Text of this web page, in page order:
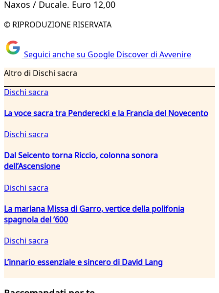
Naxos / Ducale. Euro 12,00
© RIPRODUZIONE RISERVATA
Seguici anche su Google Discover di Avvenire
Altro di Dischi sacra
Dischi sacra
La voce sacra tra Penderecki e la Francia del Novecento
Dischi sacra
Dal Seicento torna Riccio, colonna sonora
dell’Ascensione
Dischi sacra
La mariana Missa di Garro, vertice della polifonia
spagnola del ’600
Dischi sacra
L’innario essenziale e sincero di David Lang